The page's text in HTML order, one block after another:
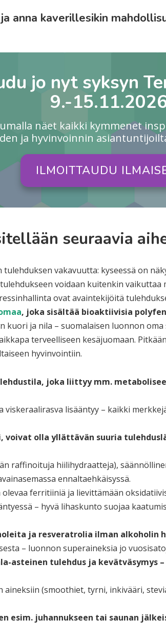
anna kaverillesikin
jo nyt syksyn
9.-
näet kaikki kymmenet
ja hyvinvoinnin
ILMOITTAUDU
seuraavia
vakavuutta: kyseessä on
voidaan kuitenkin vaikuttaa
ovat avaintekijöitä
, joka sisältää bioaktiivisia
kuori ja nila – suomalaisen luonnon
terveelliseen kesäjuomaan.
hyvinvointiin.
joka liittyy mm.
lisääntyy – kaikki
olla yllättävän suuria
raffinoituja hiilihydraatteja),
ennaltaehkäisyssä.
ferritiiniä ja lievittämään
– hyvä lihaskunto suojaa
ja resveratrolia ilman alkoholin
– luonnon superaineksia jo
asteinen tulehdus ja kevätväsymys
(smoothiet, tyrni, inkivääri,
esim. juhannukseen tai saunan